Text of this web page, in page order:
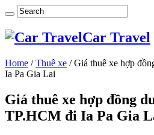
Car Travel
Home / Thuê xe / Giá thuê xe hợp
Ia Pa Gia Lai
Giá thuê xe hợp đồng
TP.HCM đi Ia Pa Gia